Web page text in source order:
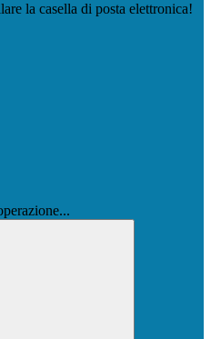
la casella di posta elettronica!